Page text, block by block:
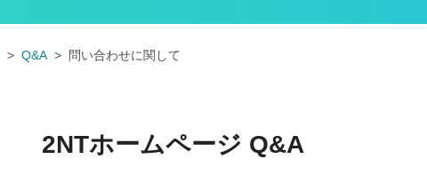
Q&A 問い合わせに関して
2NTホームページ Q&A